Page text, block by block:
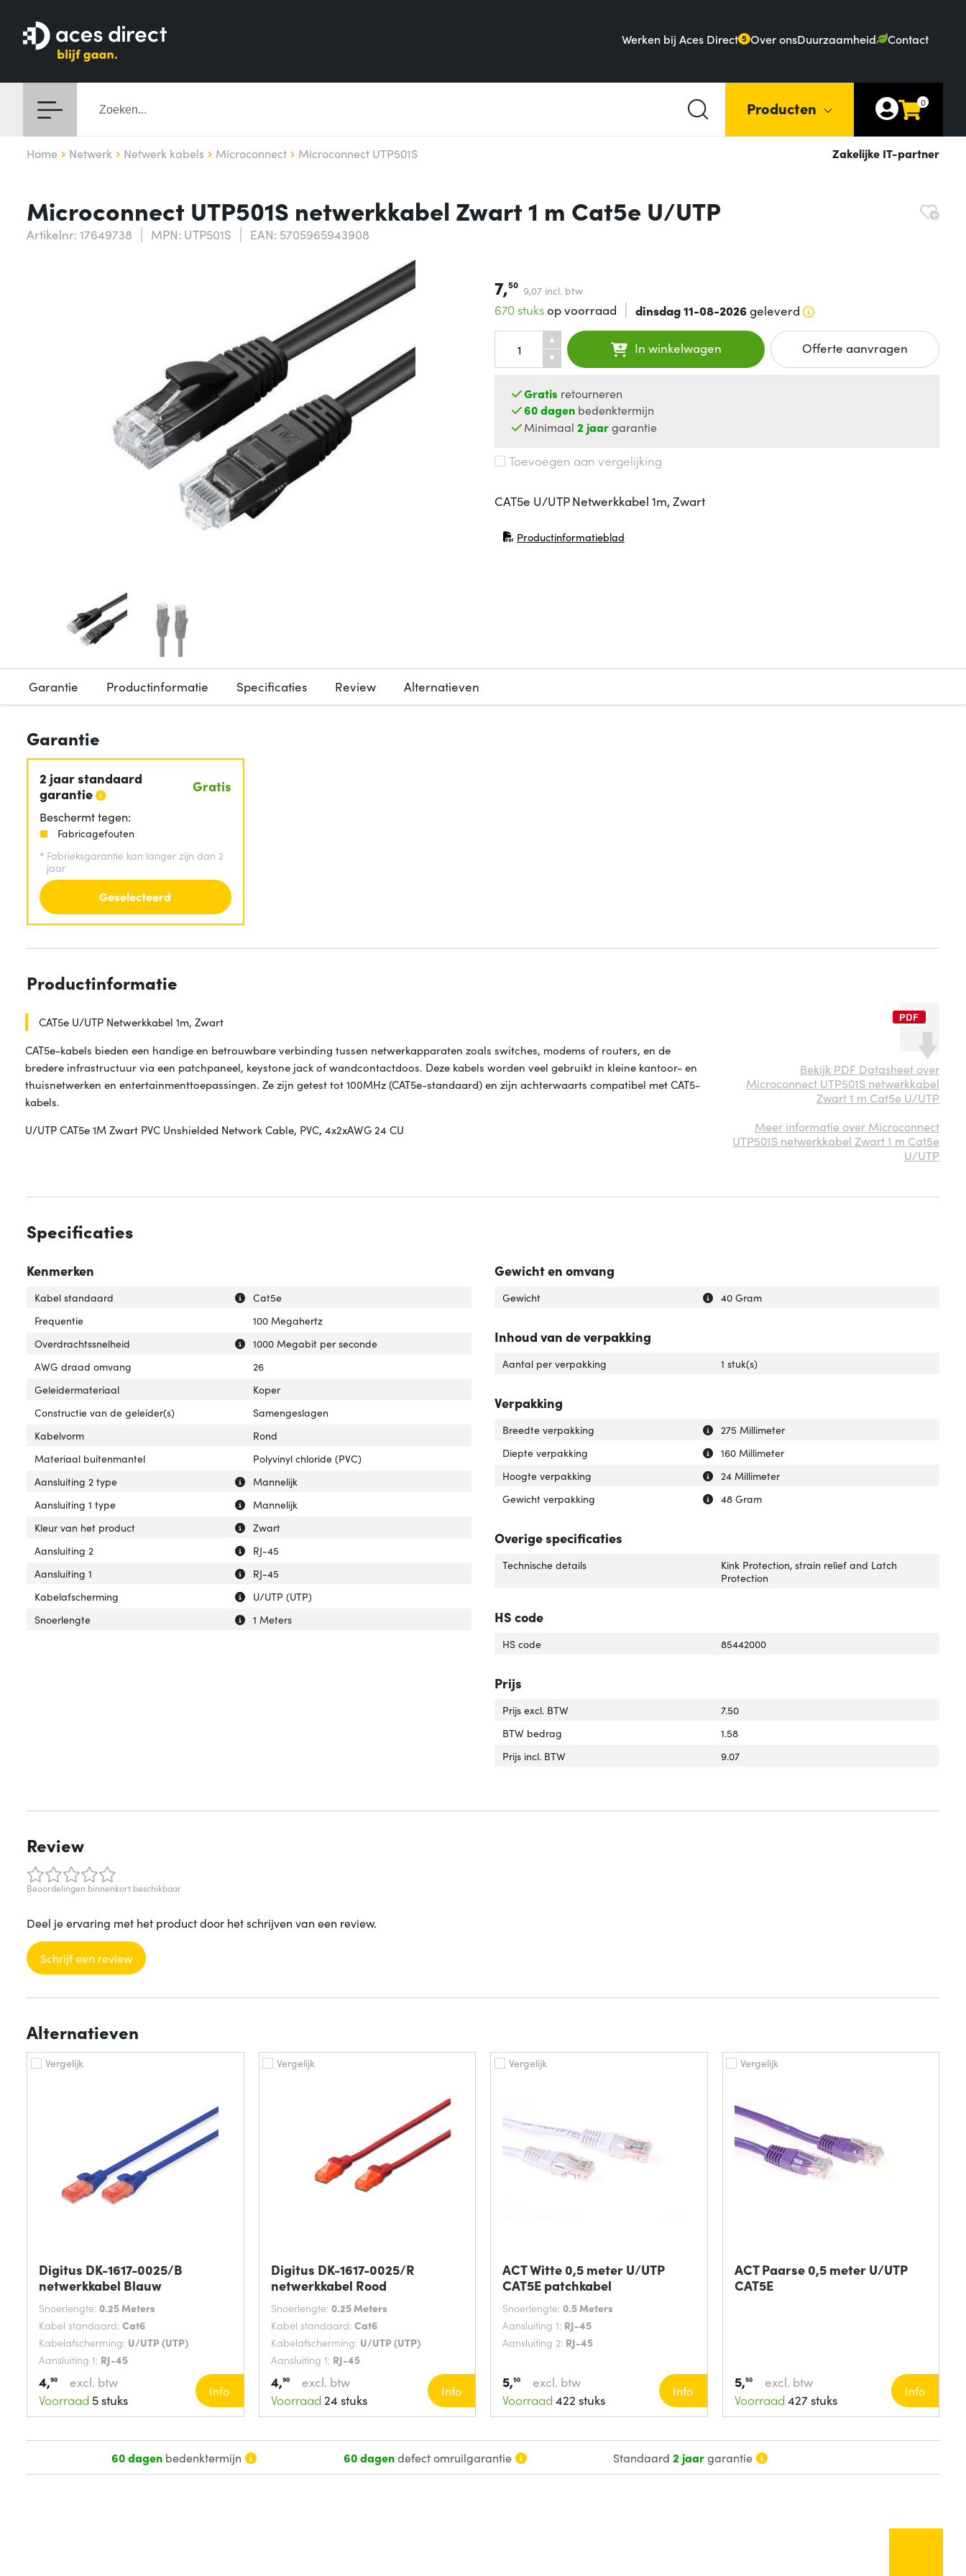
Werken bij Aces Direct 5 Over onsDuurzaamheid Contact
Producten 0
Home Netwerk Netwerk kabels Microconnect Microconnect UTP501S Zakelijke IT-partner
Microconnect UTP501S netwerkkabel Zwart 1 m Cat5e U/UTP
Artikelnr: 17649738 MPN: UTP501S EAN: 5705965943908
7,50 9,07 incl. btw
670 stuksop voorraad dinsdag 11-08-2026geleverd
In winkelwagen Offerte aanvragen
Gratis retourneren
60 dagen bedenktermijn
Minimaal2 jaargarantie
Toevoegen aan vergelijking
CAT5e U/UTP Netwerkkabel 1m, Zwart
Productinformatieblad
(opent in nieuw venster)
Garantie Productinformatie Specificaties Review Alternatieven
Garantie
2 jaar standaard
garantie
Gratis
Beschermt tegen:
Fabricagefouten
* Fabrieksgarantie kan langer zijn dan 2
jaar
Geselecteerd
Productinformatie
CAT5e U/UTP Netwerkkabel 1m, Zwart
CAT5e-kabels bieden een handige en betrouwbare verbinding tussen netwerkapparaten zoals switches, modems of routers, en de
bredere infrastructuur via een patchpaneel, keystone jack of wandcontactdoos. Deze kabels worden veel gebruikt in kleine kantoor- en
thuisnetwerken en entertainmenttoepassingen. Ze zijn getest tot 100MHz (CAT5e-standaard) en zijn achterwaarts compatibel met CAT5-
kabels.
U/UTP CAT5e 1M Zwart PVC Unshielded Network Cable, PVC, 4x2xAWG 24 CU
Bekijk PDF Datasheet over
Microconnect UTP501S netwerkkabel
Zwart 1 m Cat5e U/UTP
Meer informatie over Microconnect
UTP501S netwerkkabel Zwart 1 m Cat5e
U/UTP
Specificaties
Kenmerken
Uitleg over 'Kabel standaard'
Verberg uitleg over 'Kabel standaard'
Kabel standaard
Cat5e
Frequentie
100 Megahertz
Uitleg over 'Overdrachtssnelheid'
Verberg uitleg over 'Overdrachtssnelheid'
Overdrachtssnelheid
1000 Megabit per seconde
AWG draad omvang
26
Geleidermateriaal
Koper
Constructie van de geleider(s)
Samengeslagen
Kabelvorm
Rond
Materiaal buitenmantel
Polyvinyl chloride (PVC)
Uitleg over 'Aansluiting 2 type'
Verberg uitleg over 'Aansluiting 2 type'
Aansluiting 2 type
Mannelijk
Uitleg over 'Aansluiting 1 type'
Verberg uitleg over 'Aansluiting 1 type'
Aansluiting 1 type
Mannelijk
Uitleg over 'Kleur van het product'
Verberg uitleg over 'Kleur van het product'
Kleur van het product
Zwart
Uitleg over 'Aansluiting 2'
Verberg uitleg over 'Aansluiting 2'
Aansluiting 2
RJ-45
Uitleg over 'Aansluiting 1'
Verberg uitleg over 'Aansluiting 1'
Aansluiting 1
RJ-45
Uitleg over 'Kabelafscherming'
Verberg uitleg over 'Kabelafscherming'
Kabelafscherming
U/UTP (UTP)
Uitleg over 'Snoerlengte'
Verberg uitleg over 'Snoerlengte'
Snoerlengte 1 Meters
Gewicht en omvang
Uitleg over 'Gewicht'
Verberg uitleg over 'Gewicht'
Gewicht 40 Gram
Inhoud van de verpakking
Aantal per verpakking 1 stuk(s)
Verpakking
Uitleg over 'Breedte verpakking'
Verberg uitleg over 'Breedte verpakking'
Breedte verpakking
275 Millimeter
Uitleg over 'Diepte verpakking'
Verberg uitleg over 'Diepte verpakking'
Diepte verpakking
160 Millimeter
Uitleg over 'Hoogte verpakking'
Verberg uitleg over 'Hoogte verpakking'
Hoogte verpakking
24 Millimeter
Uitleg over 'Gewicht verpakking'
Verberg uitleg over 'Gewicht verpakking'
Gewicht verpakking 48 Gram
Overige specificaties
Technische details
Kink Protection, strain relief and Latch
Protection
HS code
HS code 85442000
Prijs
Prijs excl. BTW
7.50
BTW bedrag
1.58
Prijs incl. BTW
9.07
Review
Beoordelingen binnenkort beschikbaar
Deel je ervaring met het product door het schrijven van een review.
Schrijf een review
Alternatieven
Vergelijk
Digitus DK-1617-0025/B
netwerkkabel Blauw
Snoerlengte: 0.25 Meters
Kabel standaard: Cat6
Kabelafscherming: U/UTP (UTP)
Aansluiting 1: RJ-45
4,90
excl. btw
Voorraad 5 stuks
Info
Vergelijk
Digitus DK-1617-0025/R
netwerkkabel Rood
Snoerlengte: 0.25 Meters
Kabel standaard: Cat6
Kabelafscherming: U/UTP (UTP)
Aansluiting 1: RJ-45
4,90
excl. btw
Voorraad 24 stuks
Info
Vergelijk
ACT Witte 0,5 meter U/UTP
CAT5E patchkabel
Snoerlengte: 0.5 Meters
Aansluiting 1: RJ-45
Aansluiting 2: RJ-45
5,50
excl. btw
Voorraad 422 stuks
Info
Vergelijk
ACT Paarse 0,5 meter U/UTP
CAT5E
5,50
excl. btw
Voorraad 427 stuks
Info
60 dagenbedenktermijn 60 dagendefect omruilgarantie Standaard2 jaargarantie